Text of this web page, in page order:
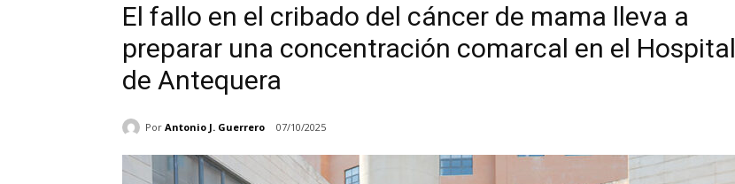
El fallo en el cribado del cáncer de mama lleva a
preparar una concentración comarcal en el Hospital
de Antequera
Por Antonio J. Guerrero 07/10/2025